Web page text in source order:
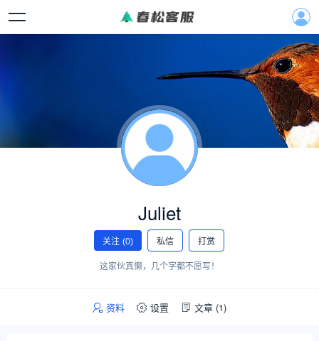
Juliet
关注 (0) 私信 打赏
这家伙真懒，几个字都不愿写！
资料 设置 文章 (1)